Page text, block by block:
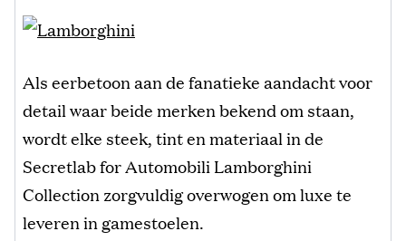
Als eerbetoon aan de fanatieke aandacht voor
detail waar beide merken bekend om staan,
wordt elke steek, tint en materiaal in de
Secretlab for Automobili Lamborghini
Collection zorgvuldig overwogen om luxe te
leveren in gamestoelen.